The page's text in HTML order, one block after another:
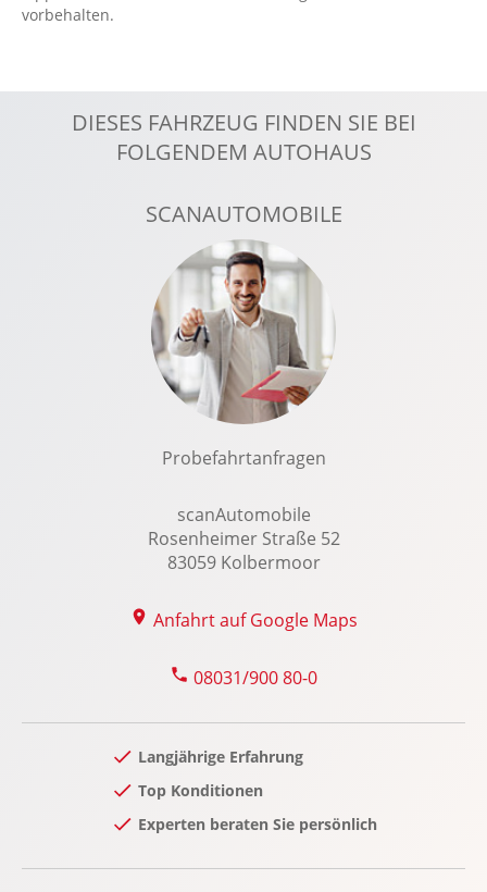
Fahrer-/Beifahrersitz elektrisch
Handyvorbereitung Bluetooth
Hill Descent Control HDC
ISOFIX Kindersitzbefestigung
Kabelloses Laden für Handys
Keyless-Start
Klimaautomatik, 2 Zonen
Knieairbag Fahrer
Kopfairbag vorn
Laderaumabdeckung
LED-Nebelscheinwerfer
LED-Tagfahrlicht
Leichtmetallfelgen: LM-Felgen 7.5x19 5-Y-
Speichen Sport-Design
Lenkradheizung
Lenksäule verstellbar
Lichtpaket
Lordosenstütze Fahrer/Beifahrer
vorbehalten.
DIESES FAHRZEUG FINDEN SIE BEI
FOLGENDEM AUTOHAUS
SCANAUTOMOBILE
Probefahrtanfragen
scanAutomobile
Rosenheimer Straße 52
83059 Kolbermoor
Anfahrt auf Google Maps
08031/900 80-0
Langjährige Erfahrung
Top Konditionen
Experten beraten Sie persönlich